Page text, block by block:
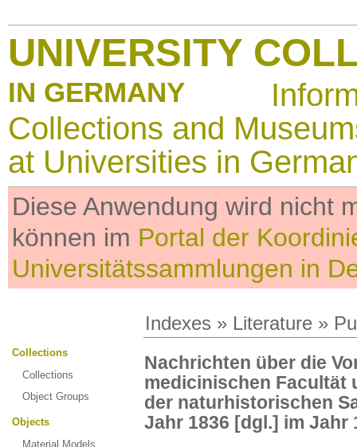
UNIVERSITY
IN GERMANY
Collections and
at Universities in
Diese Anwendung wird nicht
können im Portal der
Universitätssammlungen in
Indexes » Literature »
Collections
Collections
Object Groups
Objects
Material Models
Nachrichten über die
medicinischen Facultät
der naturhistorischen
Jahr 1836 [dgl.] im Jahr